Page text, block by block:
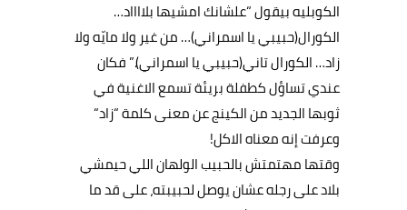
الكوبليهبيقول“علشانكامشيهابلااااد…
الكورال(حبيبييااسمراني)…منغير ولامايّهولا
زاد…الكورالتاني(حبيبييااسمراني).”فكان
عنديتساؤلكطفلةبريئةتسمعالاغنيةفي
ثوبهاالجديدمنالكينجعنمعنىكلمة“زاد“
وعرفتإنهمعناهالاكل!
وقتهامهتمتشبالحبيبالولهانالليحيمشي
بلادعلىرجلهعشانيوصللحبيبته،علىقدما